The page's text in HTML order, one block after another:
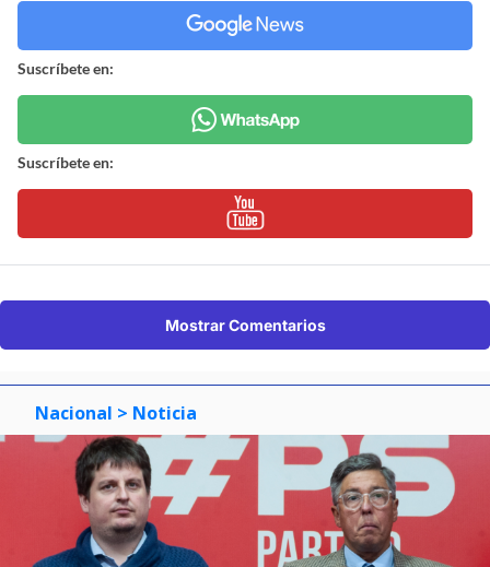
Suscríbete en:
Suscríbete en:
Mostrar Comentarios
Nacional > Noticia